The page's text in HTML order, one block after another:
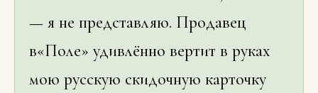
— я не представляю. Продавец
в«Поле» удивлённо вертит в руках
мою русскую скидочную карточку